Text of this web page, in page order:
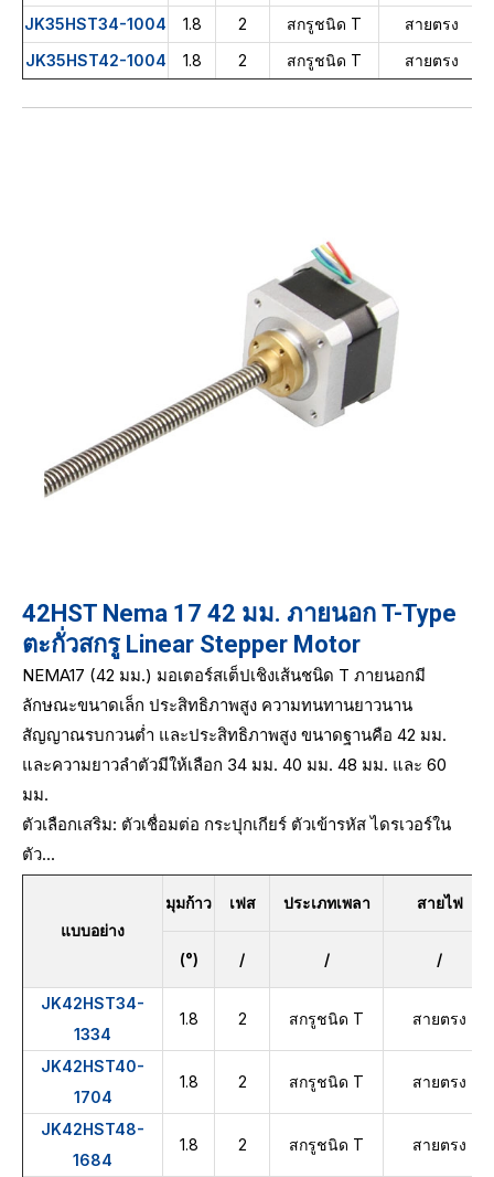
JK35HST34-1004 1.8 2 สกรูชนิด T
สายตรง
JK35HST42-1004
1.8 2 สกรูชนิด T สายตรง
42HST Nema 17 42 มม. ภายนอก T-Type
ตะกั่วสกรู Linear Stepper Motor
NEMA17 (42 มม.) มอเตอร์สเต็ปเชิงเส้นชนิด T ภายนอกมี
ลักษณะขนาดเล็ก ประสิทธิภาพสูง ความทนทานยาวนาน
สัญญาณรบกวนต่ำ และประสิทธิภาพสูง ขนาดฐานคือ 42 มม.
และความยาวลำตัวมีให้เลือก 34 มม. 40 มม. 48 มม. และ 60
มม.
ตัวเลือกเสริม: ตัวเชื่อมต่อ กระปุกเกียร์ ตัวเข้ารหัส ไดรเวอร์ใน
ตัว...
แบบอย่าง
มุมก้าว เฟส ประเภทเพลา สายไฟ
(°) / / /
JK42HST34-
1334
1.8 2 สกรูชนิด T สายตรง
JK42HST40-
1704
1.8 2 สกรูชนิด T สายตรง
JK42HST48-
1684
1.8 2 สกรูชนิด T สายตรง